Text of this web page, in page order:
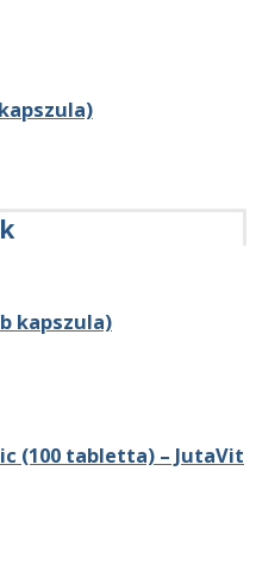
kapszula)
(100 tabletta) – JutaVit